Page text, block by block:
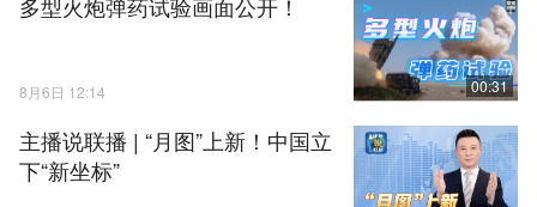
8月6日 12:14 00:31
主播说联播 | “月图”上新！中国立
下“新坐标”